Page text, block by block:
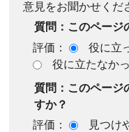
意見をお聞かせくだ
質問：このページ
評価：
役に立
役に立たなか
質問：このページ
すか？
評価：
見つけ